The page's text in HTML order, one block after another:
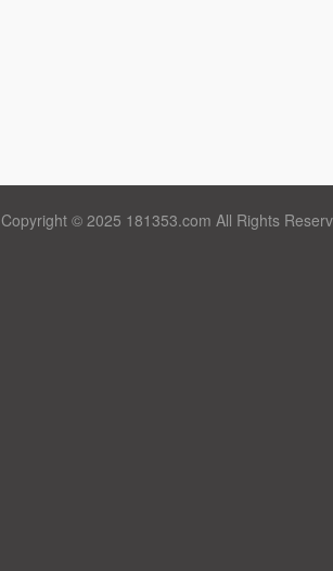
Copyright © 2025 181353.com All Rights